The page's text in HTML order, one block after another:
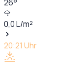
26°
0,0L/m²
20:21 Uhr